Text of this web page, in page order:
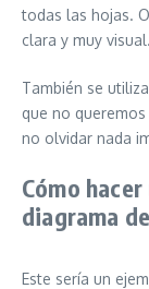
todas las hojas.
clara y muy visual.
También se
que no
no olvidar nada
Cómo
diagrama
Este sería un